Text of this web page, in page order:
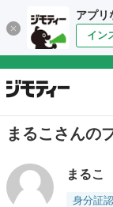
アプリ
イン
まるこさんの
まるこ
身分証